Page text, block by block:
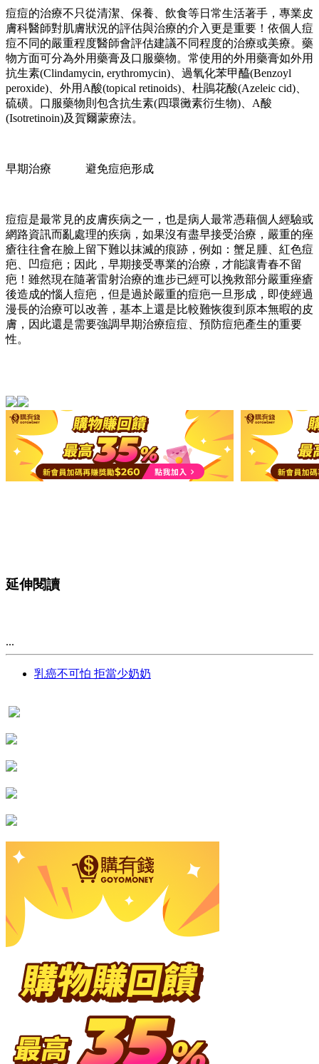
痘痘的治療不只從清潔、保養、飲食等日常生活著手，專業皮
膚科醫師對肌膚狀況的評估與治療的介入更是重要！依個人痘
痘不同的嚴重程度醫師會評估建議不同程度的治療或美療。藥
物方面可分為外用藥膏及口服藥物。常使用的外用藥膏如外用
抗生素(Clindamycin, erythromycin)、過氧化苯甲醯(Benzoyl
peroxide)、外用A酸(topical retinoids)、杜鵑花酸(Azeleic cid)、
硫磺。口服藥物則包含抗生素(四環黴素衍生物)、A酸
(Isotretinoin)及賀爾蒙療法。
早期治療 避免痘疤形成
痘痘是最常見的皮膚疾病之一，也是病人最常憑藉個人經驗或
網路資訊而亂處理的疾病，如果沒有盡早接受治療，嚴重的痤
瘡往往會在臉上留下難以抹滅的痕跡，例如：蟹足腫、紅色痘
疤、凹痘疤；因此，早期接受專業的治療，才能讓青春不留
疤！雖然現在隨著雷射治療的進步已經可以挽救部分嚴重痤瘡
後造成的惱人痘疤，但是過於嚴重的痘疤一旦形成，即使經過
漫長的治療可以改善，基本上還是比較難恢復到原本無暇的皮
膚，因此還是需要強調早期治療痘痘、預防痘疤產生的重要
性。
延伸閱讀
...
乳癌不可怕 拒當少奶奶